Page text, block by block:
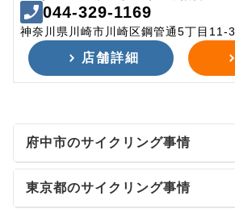
044-329-1169
神奈川県川崎市川崎区鋼管通5丁目11-3
店舗詳細
府中市のサイクリング事情
東京都のサイクリング事情